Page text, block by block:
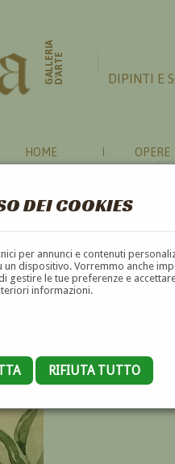
DEI COOKIES
per annunci e contenuti
un dispositivo. Vorremmo anche
gestire le tue preferenze e
informazioni.
RIFIUTA TUTTO
GALLERIAD'ARTE DIPINTI E
HOME OPERE
- 1937)